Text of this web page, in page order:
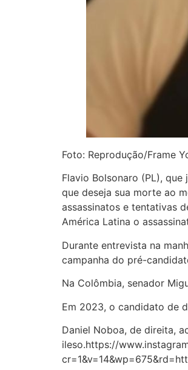
Foto: Reprodução/Frame
Flavio Bolsonaro (PL),
que deseja sua morte ao
assassinatos e tentativas
América Latina o
Durante entrevista na
campanha do pré-
Na Colômbia, senador
Em 2023, o candidato de
Daniel Noboa, de direita,
ileso.https://